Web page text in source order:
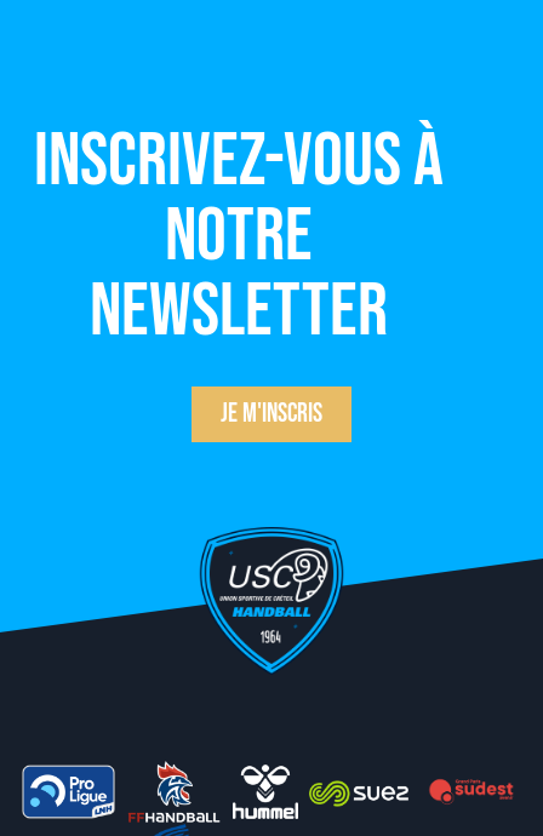
Inscrivez-vous à
notre
newsletter
Je m'inscris